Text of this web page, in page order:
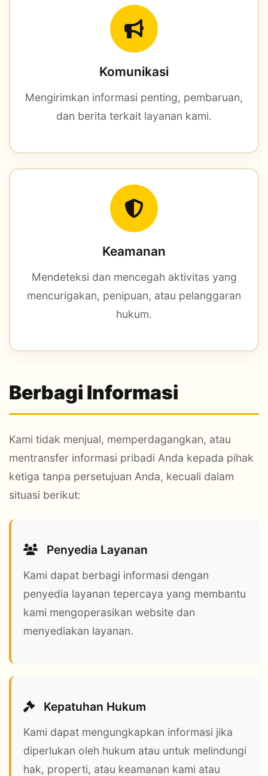
Komunikasi
Mengirimkan informasi penting, pembaruan,
dan berita terkait layanan kami.
Keamanan
Mendeteksi dan mencegah aktivitas yang
mencurigakan, penipuan, atau pelanggaran
hukum.
Berbagi Informasi
Kami tidak menjual, memperdagangkan, atau
mentransfer informasi pribadi Anda kepada pihak
ketiga tanpa persetujuan Anda, kecuali dalam
situasi berikut:
Penyedia Layanan
Kami dapat berbagi informasi dengan
penyedia layanan tepercaya yang membantu
kami mengoperasikan website dan
menyediakan layanan.
Kepatuhan Hukum
Kami dapat mengungkapkan informasi jika
diperlukan oleh hukum atau untuk melindungi
hak, properti, atau keamanan kami atau